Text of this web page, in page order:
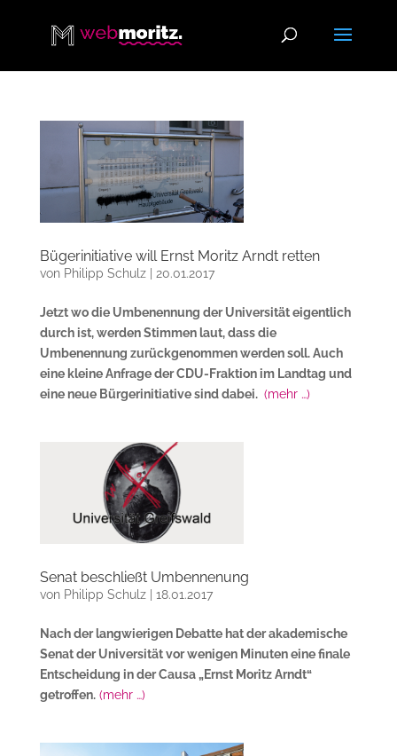
Bügerinitiative will Ernst Moritz Arndt retten
von Philipp Schulz| 20.01.2017
Jetzt wo die Umbenennung der Universität eigentlich
durch ist, werden Stimmen laut, dass die
Umbenennung zurückgenommen werden soll. Auch
eine kleine Anfrage der CDU-Fraktion im Landtag und
eine neue Bürgerinitiative sind dabei. (mehr …)
Senat beschließt Umbennenung
von Philipp Schulz| 18.01.2017
Nach der langwierigen Debatte hat der akademische
Senat der Universität vor wenigen Minuten eine finale
Entscheidung in der Causa „Ernst Moritz Arndt“
getroffen. (mehr …)